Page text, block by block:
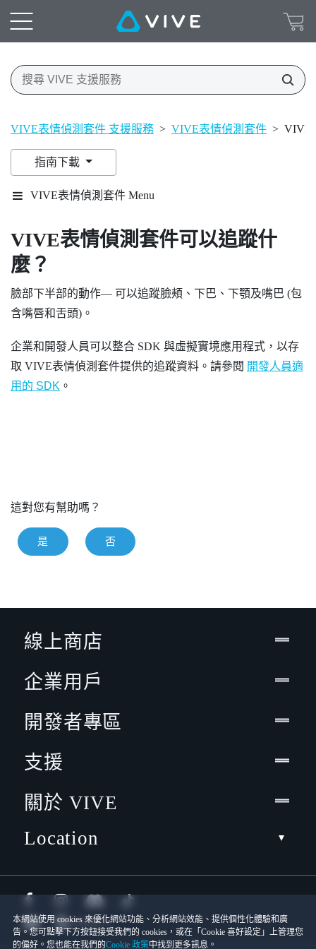
VIVE表情偵測套件 支援服務 > VIVE表情偵測套件 > VIVE
指南下載
VIVE表情偵測套件 Menu
VIVE表情偵測套件可以追蹤什
麼？
臉部下半部的動作— 可以追蹤臉頰、下巴、下顎及嘴巴 (包
含嘴唇和舌頭)。
企業和開發人員可以整合 SDK 與虛擬實境應用程式，以存
取 VIVE表情偵測套件提供的追蹤資料。請參閱 開發人員適
用的 SDK 。
這對您有幫助嗎？
是 否
本網站使用 cookies 來優化網站功能、分析網站效能、提供個性化體驗和廣
告。您可點擊下方按鈕接受我們的 cookies，或在「Cookie 喜好設定」上管理您
的偏好。您也能在我們的Cookie 政策中找到更多訊息。
線上商店
企業用戶
開發者專區
支援
關於 VIVE
Location